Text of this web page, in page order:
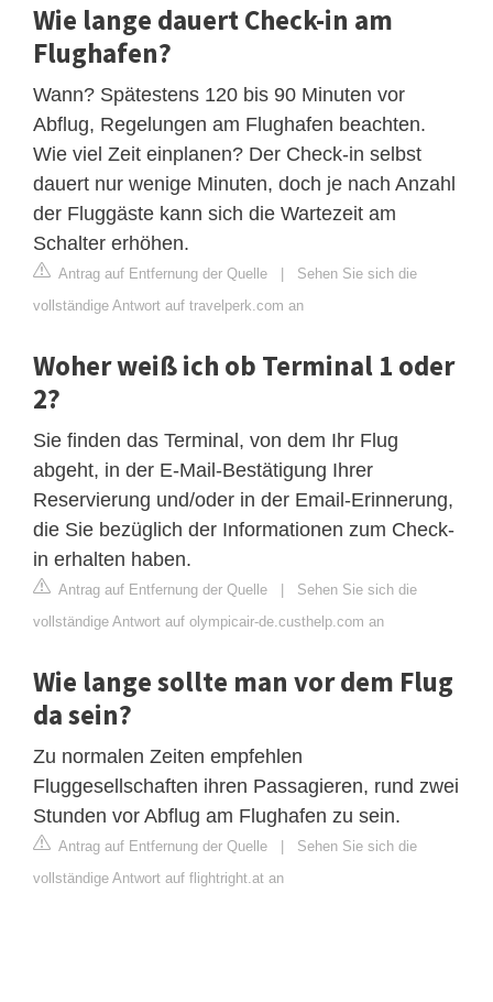
Wie lange dauert Check-in am
Flughafen?
Wann? Spätestens 120 bis 90 Minuten vor
Abflug, Regelungen am Flughafen beachten.
Wie viel Zeit einplanen? Der Check-in selbst
dauert nur wenige Minuten, doch je nach Anzahl
der Fluggäste kann sich die Wartezeit am
Schalter erhöhen.
Antrag auf Entfernung der Quelle | Sehen Sie sich die
vollständige Antwort auf travelperk.com an
Woher weiß ich ob Terminal 1 oder
2?
Sie finden das Terminal, von dem Ihr Flug
abgeht, in der E-Mail-Bestätigung Ihrer
Reservierung und/oder in der Email-Erinnerung,
die Sie bezüglich der Informationen zum Check-
in erhalten haben.
Antrag auf Entfernung der Quelle | Sehen Sie sich die
vollständige Antwort auf olympicair-de.custhelp.com an
Wie lange sollte man vor dem Flug
da sein?
Zu normalen Zeiten empfehlen
Fluggesellschaften ihren Passagieren, rund zwei
Stunden vor Abflug am Flughafen zu sein.
Antrag auf Entfernung der Quelle | Sehen Sie sich die
vollständige Antwort auf flightright.at an